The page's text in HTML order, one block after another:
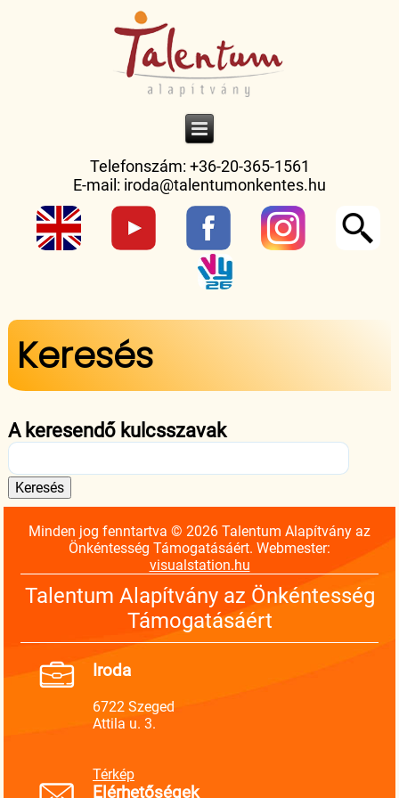
Telefonszám: +36-20-365-1561
E-mail: iroda@talentumonkentes.hu
Jelenlegi hely
Keresés
A keresendő kulcsszavak
Minden jog fenntartva © 2026 Talentum Alapítvány az
Önkéntesség Támogatásáért. Webmester:
visualstation.hu
Talentum Alapítvány az Önkéntesség
Támogatásáért
Iroda
6722 Szeged
Attila u. 3.
Térkép
Elérhetőségek